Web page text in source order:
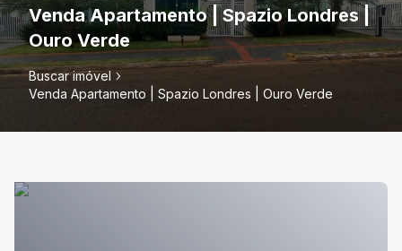
Venda Apartamento | Spazio Londres |
Ouro Verde
Buscar imóvel
Venda Apartamento | Spazio Londres | Ouro Verde